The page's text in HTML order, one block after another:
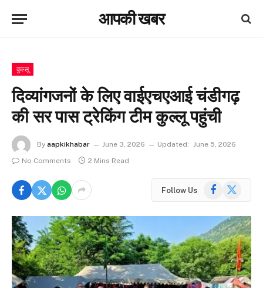
आपकी खबर
कुल्लू
दिव्यांगजनों के लिए वाईएचएआई चंडीगढ़
की सर पास ट्रेकिंग टीम कुल्लू पहुंची
By aapkikhabar June 3, 2026 Updated: June 5, 2026
No Comments
2 Mins Read
Follow Us Facebook
X